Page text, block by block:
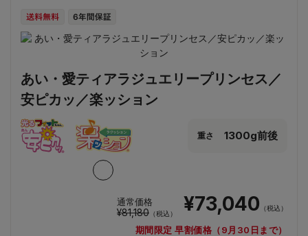
あい・愛ティアラジュエリープリンセス／
安ピカッ／楽ッション
重さ 1300g前後
通常価格
¥81,180 （税込） ¥73,040 （税込）
期間限定 早割価格（9月30日まで）